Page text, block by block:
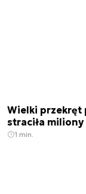
Wielki przekręt
straciła miliony
1 min.